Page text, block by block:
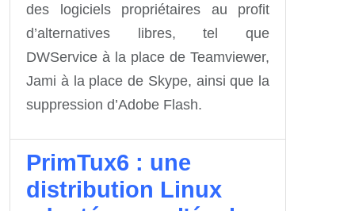
des logiciels propriétaires au profit
d’alternatives libres, tel que
DWService à la place de Teamviewer,
Jami à la place de Skype, ainsi que la
suppression d’Adobe Flash.
PrimTux6 : une
distribution Linux